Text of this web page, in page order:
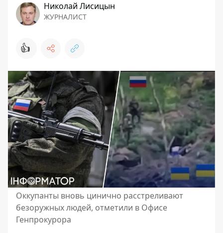
Николай Лисицын
ЖУРНАЛИСТ
👍
Оккупанты вновь цинично расстреливают
безоружных людей, отметили в Офисе
Генпрокурора